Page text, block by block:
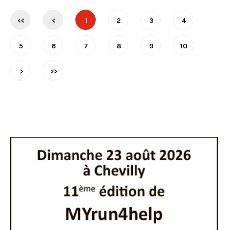
<< < 1 2 3 4
5 6 7 8 9 10
> >>